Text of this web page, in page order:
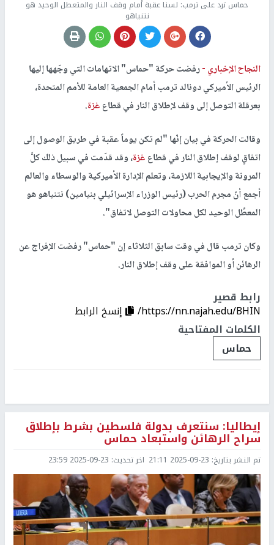
حماس ترد على ترمب: لسنا عقبة أمام وقف النار والمتعطل الوحيد هو
نتنياهو
النجاح الإخباري -رفضت حركة "حماس" الاتهامات التي وجّهها إليها
الرئيس الأميركي دونالد ترمب أمام الجمعية العامة للأمم المتحدة،
بعرقلة التوصل إلى وقف لإطلاق النار في قطاعغزة.
وقالت الحركة في بيان إنّها "لم تكن يوماً عقبة في طريق الوصول إلى
اتفاقٍ لوقف إطلاق النار في قطاعغزة، وقد قدّمت في سبيل ذلك كلَّ
المرونة والإيجابية اللازمة، وتعلم الإدارة الأميركية والوسطاء والعالم
أجمع أنّ مجرم الحرب (رئيس الوزراء الإسرائيلي بنيامين) نتنياهو هو
المعطِّل الوحيد لكل محاولات التوصل لاتفاق".
وكان ترمب قال في وقت سابق الثلاثاء إن "حماس" رفضت الإفراج عن
الرهائن أو الموافقة على وقف إطلاق النار.
رابط قصير
https://nn.najah.edu/BHIN/
إنسخ الرابط
الكلمات المفتاحية
حماس
إيطاليا: سنتعرف بدولة فلسطين بشرط بإطلاق
سراح الرهائن واستبعاد حماس
تم النشر بتاريخ: 2025-09-23 21:11 اخر تحديث: 2025-09-23 23:59